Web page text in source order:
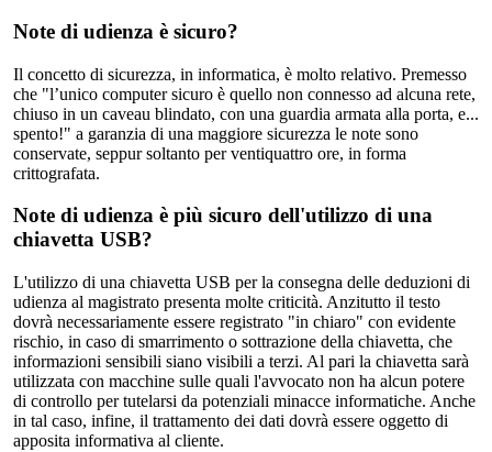
Note di udienza è sicuro?
Il concetto di sicurezza, in informatica, è molto relativo. Premesso
che "l’unico computer sicuro è quello non connesso ad alcuna rete,
chiuso in un caveau blindato, con una guardia armata alla porta, e...
spento!" a garanzia di una maggiore sicurezza le note sono
conservate, seppur soltanto per ventiquattro ore, in forma
crittografata.
Note di udienza è più sicuro dell'utilizzo di una
chiavetta USB?
L'utilizzo di una chiavetta USB per la consegna delle deduzioni di
udienza al magistrato presenta molte criticità. Anzitutto il testo
dovrà necessariamente essere registrato "in chiaro" con evidente
rischio, in caso di smarrimento o sottrazione della chiavetta, che
informazioni sensibili siano visibili a terzi. Al pari la chiavetta sarà
utilizzata con macchine sulle quali l'avvocato non ha alcun potere
di controllo per tutelarsi da potenziali minacce informatiche. Anche
in tal caso, infine, il trattamento dei dati dovrà essere oggetto di
apposita informativa al cliente.